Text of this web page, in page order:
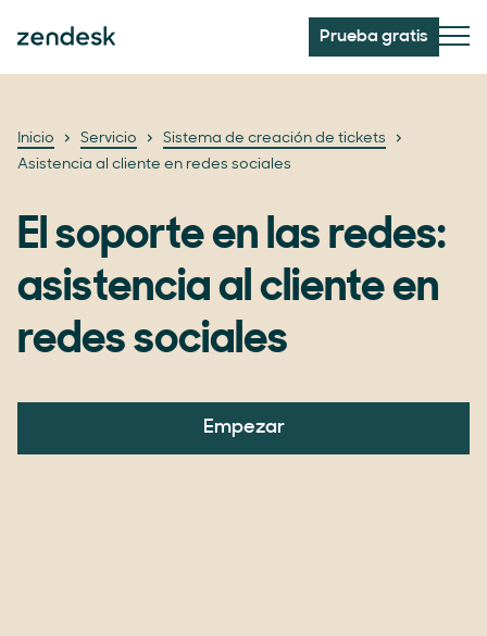
Prueba gratis
Inicio Servicio
Sistema de creación de tickets
Asistencia al cliente en redes sociales
El soporte en las redes:
asistencia al cliente en
redes sociales
Empezar